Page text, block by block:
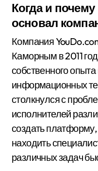
Когда и
основал
Компания
Каморным в 2011
собственного
информационных
столкнулся с
исполнителей
создать
находить
различных задач